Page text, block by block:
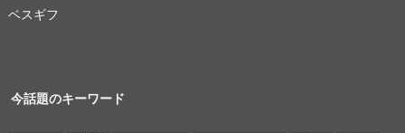
ベスギフ
今話題のキーワード